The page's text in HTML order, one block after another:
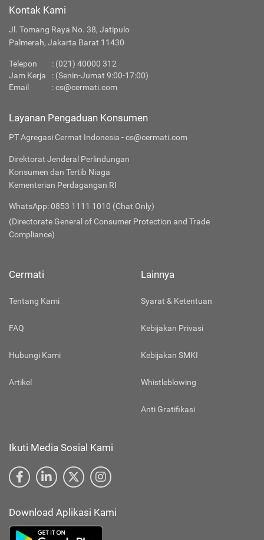
Kontak Kami
Jl. Tomang Raya No. 38, Jatipulo
Palmerah, Jakarta Barat 11430
Telepon : (021) 40000 312
Jam Kerja
: (Senin-Jumat 9:00-17:00)
Email
:cs@cermati.com
Layanan Pengaduan Konsumen
PT Agregasi Cermat Indonesia - cs@cermati.com
Direktorat Jenderal Perlindungan
Konsumen dan Tertib Niaga
Kementerian Perdagangan RI
WhatsApp: 0853 1111 1010 (Chat Only)
(Directorate General of Consumer Protection and Trade
Compliance)
Cermati
Tentang Kami
FAQ
Hubungi Kami
Artikel
Lainnya
Syarat & Ketentuan
Kebijakan Privasi
Kebijakan SMKI
Whistleblowing
Anti Gratifikasi
Ikuti Media Sosial Kami
Download Aplikasi Kami